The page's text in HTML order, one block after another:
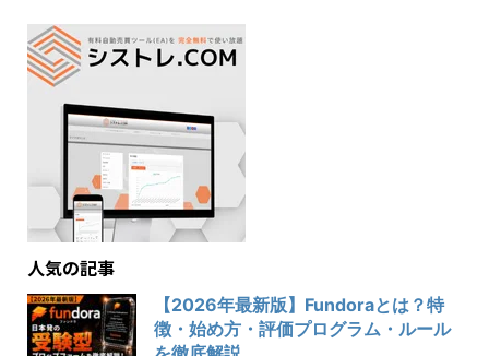
人気の記事
【2026年最新版】Fundoraとは？特
徴・始め方・評価プログラム・ルール